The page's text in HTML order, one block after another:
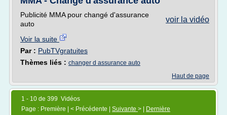
voir la vidéo
Publicité MMA pour changé d'assurance
auto
Voir la suite
Par : PubTVgratuites
Thèmes liés : changer d assurance auto
Haut de page
1 - 10 de 399 Vidéos
Page : Première | < Précédente | Suivante > |
Dernière